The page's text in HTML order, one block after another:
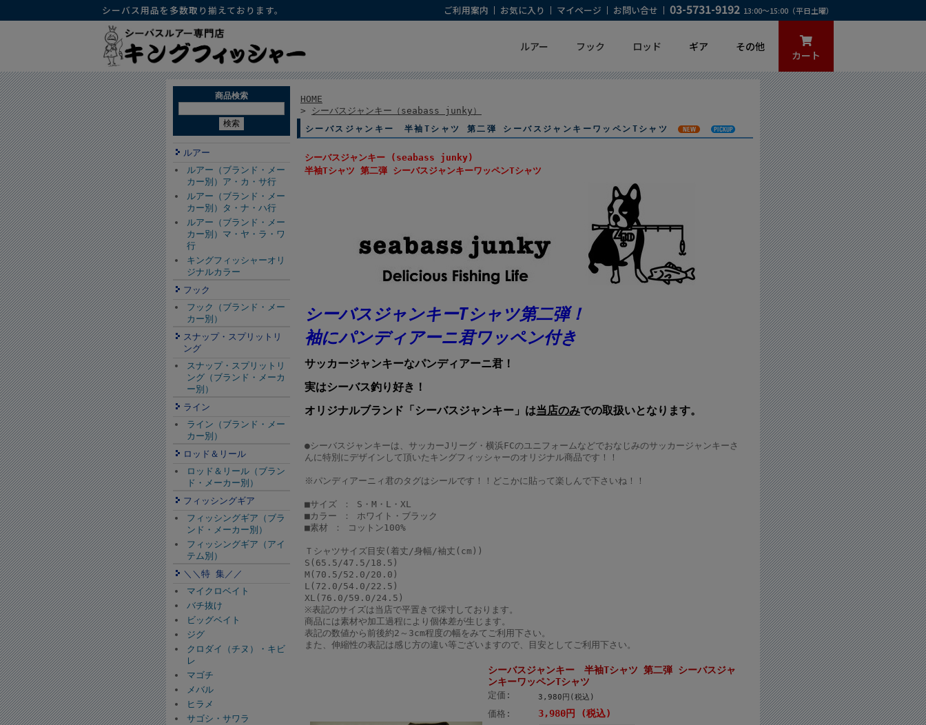
シーバス用品を多数取り揃えております。 ご利用案内 お気に入り マイページ お問い合せ 03-5731-9192 13:00～15:00（平日土曜）
ルアー フック ロッド ギア その他
カート
商品検索
ルアー
ルアー（ブランド・メー
カー別）ア・カ・サ行
ルアー（ブランド・メー
カー別）タ・ナ・ハ行
ルアー（ブランド・メー
カー別）マ・ヤ・ラ・ワ
行
キングフィッシャーオリ
ジナルカラー
フック
フック（ブランド・メー
カー別）
スナップ・スプリットリ
ング
スナップ・スプリットリ
ング（ブランド・メーカ
ー別）
ライン
ライン（ブランド・メー
カー別）
ロッド＆リール
ロッド＆リール（ブラン
ド・メーカー別）
フィッシングギア
フィッシングギア（ブラ
ンド・メーカー別）
フィッシングギア（アイ
テム別）
＼＼特 集／／
マイクロベイト
バチ抜け
ビッグベイト
ジグ
クロダイ（チヌ）・キビ
レ
マゴチ
メバル
ヒラメ
サゴシ・サワラ
HOME
> シーバスジャンキー（seabass junky）
シーバスジャンキー 半袖Tシャツ 第二弾 シーバスジャンキーワッペンTシャツ
シーバスジャンキー (seabass junky)
半袖Tシャツ 第二弾 シーバスジャンキーワッペンTシャツ
シーバスジャンキーTシャツ第二弾！
袖にパンディアーニ君ワッペン付き
サッカージャンキーなパンディアーニ君！
実はシーバス釣り好き！
オリジナルブランド「シーバスジャンキー」は当店のみでの取扱いとなります。
●シーバスジャンキーは、サッカーJリーグ・横浜FCのユニフォームなどでおなじみのサッカージャンキーさ
んに特別にデザインして頂いたキングフィッシャーのオリジナル商品です！！
※パンディアーニィ君のタグはシールです！！どこかに貼って楽しんで下さいね！！
■サイズ ： S・M・L・XL
■カラー ： ホワイト・ブラック
■素材 ： コットン100%
Ｔシャツサイズ目安(着丈/身幅/袖丈(cm))
S(65.5/47.5/18.5)
M(70.5/52.0/20.0)
L(72.0/54.0/22.5)
XL(76.0/59.0/24.5)
※表記のサイズは当店で平置きで採寸しております。
商品には素材や加工過程により個体差が生じます。
表記の数値から前後約2～3cm程度の幅をみてご利用下さい。
また、伸縮性の表記は感じ方の違い等ございますので、目安としてご利用下さい。
シーバスジャンキー 半袖Tシャツ 第二弾 シーバスジャ
ンキーワッペンTシャツ
定価: 3,980円(税込)
価格: 3,980円 (税込)